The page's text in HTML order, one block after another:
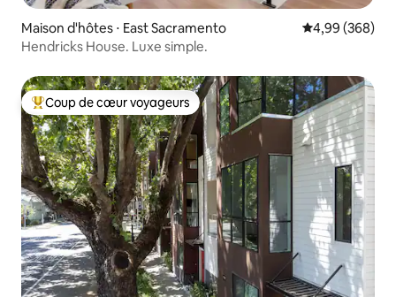
Maison d'hôtes ⋅ East Sacramento Évaluation
4,99 (368)
Hendricks House. Luxe simple.
Coups de cœur voyageurs les plus appréciés
Coup de cœur voyageurs